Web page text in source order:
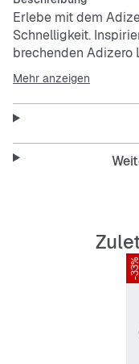
Erlebe mit dem
Schnelligkeit.
brechenden Adizero
insbesondere vom
designt, dass du ihn
kombiniert die
einzigartigen
in alle
LIGHTSTRIKE PRO
Schnürsenkel
Obermaterial
Mehr anzeigen
-33%